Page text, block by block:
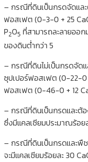
– กรณีที่ดินเป็นกรดจัดแล
ฟอสเฟต (0-3-0 + 25
P2O5 ที่สามารถละลายออก
ของดินต่ำกว่า 5
– กรณีที่ดินไม่เป็นกรดจัดแ
ซุปเปอร์ฟอสเฟต (0-22-0
ฟอสเฟต (0-46-0 + 12
– กรณีที่ดินเป็นกรดและต้อ
ซึ่งมีแคลเซียมประมาณร้อย
– กรณีที่ดินเป็นกรดและพืช
จะมีแคลเซียมร้อยละ 30